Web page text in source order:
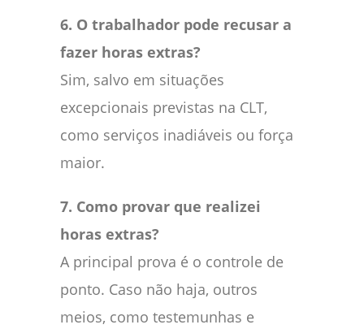
6. O trabalhador pode recusar a
fazer horas extras?
Sim, salvo em situações
excepcionais previstas na CLT,
como serviços inadiáveis ou força
maior.
7. Como provar que realizei
horas extras?
A principal prova é o controle de
ponto. Caso não haja, outros
meios, como testemunhas e